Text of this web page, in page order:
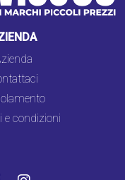
e condizioni